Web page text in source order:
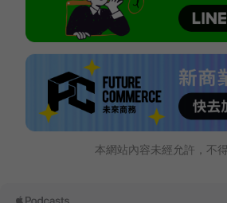
本網站內容未經允許，不得